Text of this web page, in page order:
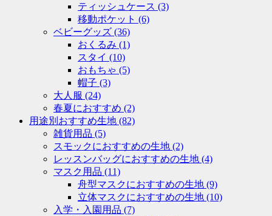
ティッシュケース (3)
移動ポケット (6)
ベビーグッズ (36)
おくるみ (1)
スタイ (10)
おもちゃ (5)
帽子 (3)
大人服 (24)
春夏におすすめ (2)
用途別おすすめ生地 (82)
雑貨用品 (5)
スモックにおすすめの生地 (2)
レッスンバッグにおすすめの生地 (4)
マスク用品 (11)
舟型マスクにおすすめの生地 (9)
立体マスクにおすすめの生地 (10)
入学・入園用品 (7)